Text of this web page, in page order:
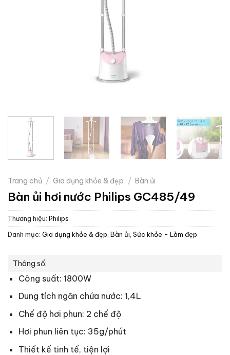
Trang chủ / Gia dụng khỏe & đẹp / Bàn ủi
Bàn ủi hơi nước Philips GC485/49
Thương hiệu: Philips
Danh mục: Gia dụng khỏe & đẹp Bàn ủi Sức khỏe - Làm đẹp
Thông số:
Công suất: 1800W
Dung tích ngăn chứa nước: 1,4L
Chế độ hơi phun: 2 chế độ
Hơi phun liên tục: 35g/phút
Thiết kế tinh tế, tiện lợi